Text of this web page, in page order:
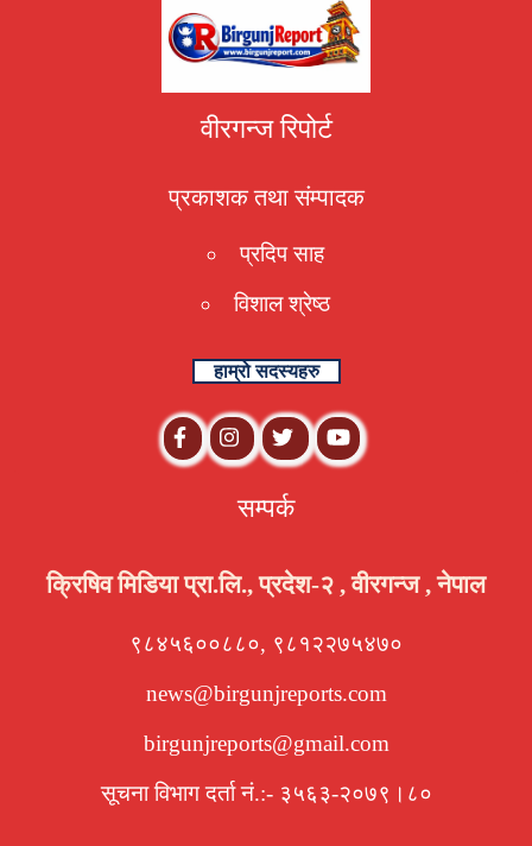
वीरगन्ज रिपोर्ट
प्रकाशक तथा संम्पादक
प्रदिप साह
विशाल श्रेष्ठ
हाम्रो सदस्यहरु
सम्पर्क
क्रिषिव मिडिया प्रा.लि., प्रदेश-२ , वीरगन्ज , नेपाल
९८४५६००८८०, ९८१२२७५४७०
news@birgunjreports.com
birgunjreports@gmail.com
सूचना विभाग दर्ता नं.:- ३५६३-२०७९।८०